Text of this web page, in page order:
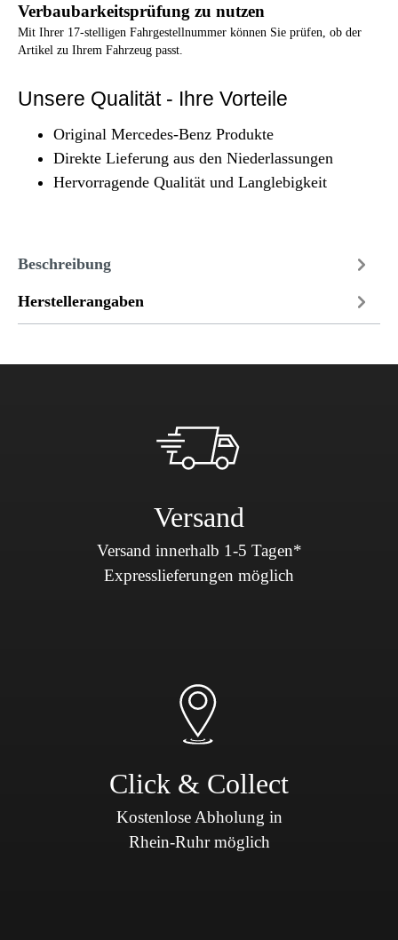
Verbaubarkeitsprüfung zu nutzen
Mit Ihrer 17-stelligen Fahrgestellnummer können Sie prüfen, ob der
Artikel zu Ihrem Fahrzeug passt.
Unsere Qualität - Ihre Vorteile
Original Mercedes-Benz Produkte
Direkte Lieferung aus den Niederlassungen
Hervorragende Qualität und Langlebigkeit
Beschreibung
Herstellerangaben
Versand
Versand innerhalb 1-5 Tagen*
Expresslieferungen möglich
Click & Collect
Kostenlose Abholung in
Rhein-Ruhr möglich